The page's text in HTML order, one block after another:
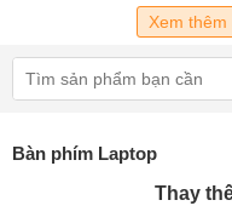
Xem
Bàn phím Laptop
Thay